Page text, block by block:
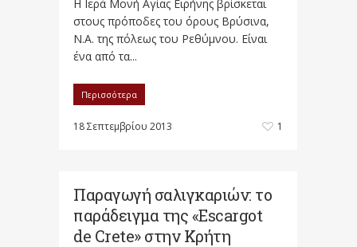
Η Ιερά Μονή Αγίας Ειρήνης βρίσκεται
στους πρόποδες του όρους Βρύσινα,
Ν.Α. της πόλεως του Ρεθύμνου. Είναι
ένα από τα...
Περισσότερα
18 Σεπτεμβρίου 2013 1
Παραγωγή σαλιγκαριών: το
παράδειγμα της «Escargot
de Crete» στην Κρήτη